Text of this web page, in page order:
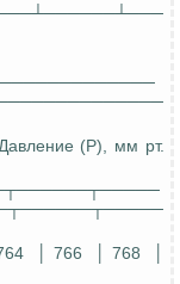
(P), мм рт.
│ 766 │ 768